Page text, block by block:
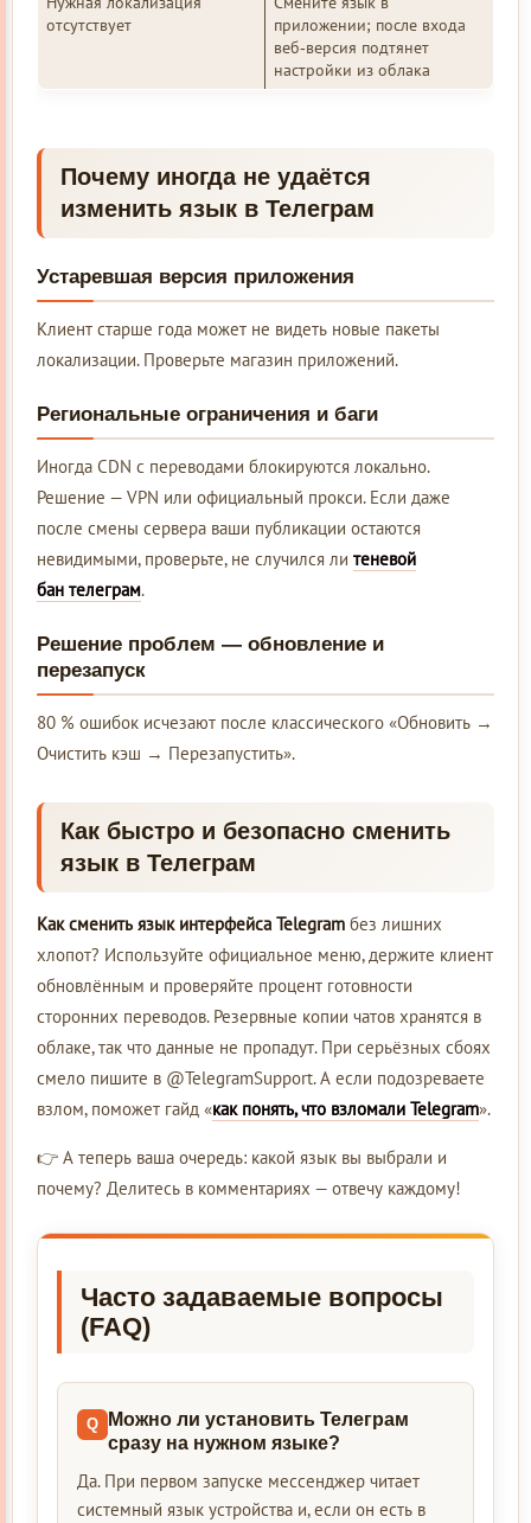
отсутствует
приложении; после входа
веб‑версия подтянет
настройки из облака
Почему иногда не удаётся
изменить язык в Телеграм
Устаревшая версия приложения
Клиент старше года может не видеть новые пакеты
локализации. Проверьте магазин приложений.
Региональные ограничения и баги
Иногда CDN с переводами блокируются локально.
Решение — VPN или официальный прокси. Если даже
после смены сервера ваши публикации остаются
невидимыми, проверьте, не случился ли теневой
бан телеграм.
Решение проблем — обновление и
перезапуск
80 % ошибок исчезают после классического «Обновить →
Очистить кэш → Перезапустить».
Как быстро и безопасно сменить
язык в Телеграм
Как сменить язык интерфейса Telegram без лишних
хлопот? Используйте официальное меню, держите клиент
обновлённым и проверяйте процент готовности
сторонних переводов. Резервные копии чатов хранятся в
облаке, так что данные не пропадут. При серьёзных сбоях
смело пишите в @TelegramSupport. А если подозреваете
взлом, поможет гайд «как понять, что взломали Telegram».
👉 А теперь ваша очередь: какой язык вы выбрали и
почему? Делитесь в комментариях — отвечу каждому!
Часто задаваемые вопросы
(FAQ)
Можно ли установить Телеграм
сразу на нужном языке?
Да. При первом запуске мессенджер читает
системный язык устройства и, если он есть в